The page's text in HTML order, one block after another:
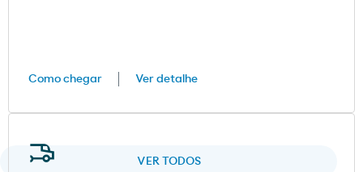
VER TODOS
Como chegar Ver detalhe